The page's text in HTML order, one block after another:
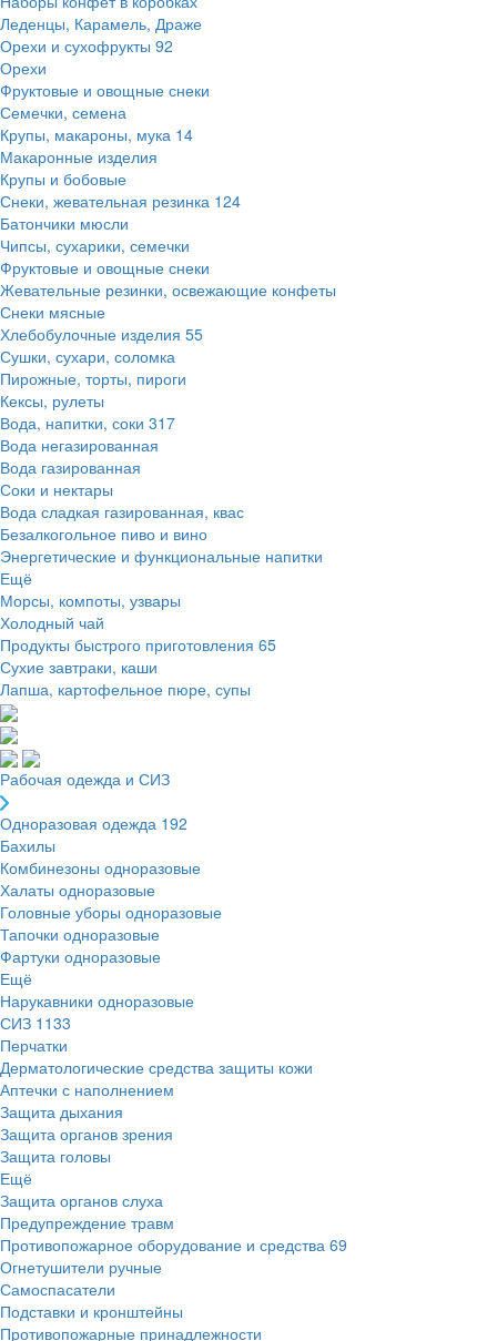
Леденцы, Карамель, Драже
Орехи и сухофрукты 92
Орехи
Фруктовые и овощные снеки
Семечки, семена
Крупы, макароны, мука 14
Макаронные изделия
Крупы и бобовые
Снеки, жевательная резинка 124
Батончики мюсли
Чипсы, сухарики, семечки
Фруктовые и овощные снеки
Жевательные резинки, освежающие конфеты
Снеки мясные
Хлебобулочные изделия 55
Сушки, сухари, соломка
Пирожные, торты, пироги
Кексы, рулеты
Вода, напитки, соки 317
Вода негазированная
Вода газированная
Соки и нектары
Вода сладкая газированная, квас
Безалкогольное пиво и вино
Энергетические и функциональные напитки
Ещё
Морсы, компоты, узвары
Холодный чай
Продукты быстрого приготовления 65
Сухие завтраки, каши
Лапша, картофельное пюре, супы
Рабочая одежда и СИЗ
Одноразовая одежда 192
Бахилы
Комбинезоны одноразовые
Халаты одноразовые
Головные уборы одноразовые
Тапочки одноразовые
Фартуки одноразовые
Ещё
Нарукавники одноразовые
СИЗ 1133
Перчатки
Дерматологические средства защиты кожи
Аптечки с наполнением
Защита дыхания
Защита органов зрения
Защита головы
Ещё
Защита органов слуха
Предупреждение травм
Противопожарное оборудование и средства 69
Огнетушители ручные
Самоспасатели
Подставки и кронштейны
Противопожарные принадлежности